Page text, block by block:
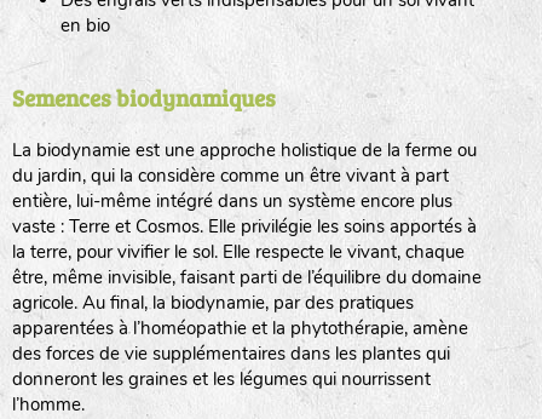
en bio
Semences biodynamiques
La biodynamie est une approche holistique de la ferme ou
du jardin, qui la considère comme un être vivant à part
entière, lui-même intégré dans un système encore plus
vaste : Terre et Cosmos. Elle privilégie les soins apportés à
la terre, pour vivifier le sol. Elle respecte le vivant, chaque
être, même invisible, faisant parti de l’équilibre du domaine
agricole. Au final, la biodynamie, par des pratiques
apparentées à l’homéopathie et la phytothérapie, amène
des forces de vie supplémentaires dans les plantes qui
donneront les graines et les légumes qui nourrissent
l’homme.
LA RÉFÉRENCE :F BEL20BPA1A (en haut à gauche)
F : Fleurs.
Les autres catégories étant :
animaux sauvages
biodiversité cultivée